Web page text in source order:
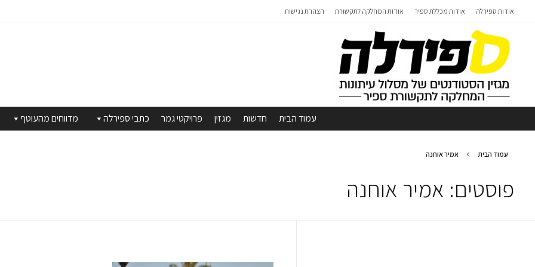
אודות ספירלה אודות מכללת ספיר אודות המחלקה לתקשורת הצהרת נגישות
עמוד הבית חדשות מגזין פרויקטי גמר כתבי ספירלה מדווחים מהעוטף
עמוד הבית אמיר אוחנה
פוסטים: אמיר אוחנה